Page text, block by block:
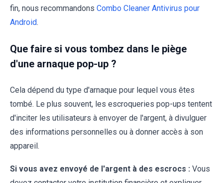
fin, nous recommandons Combo Cleaner Antivirus pour
Android.
Que faire si vous tombez dans le piège
d'une arnaque pop-up ?
Cela dépend du type d'arnaque pour lequel vous êtes
tombé. Le plus souvent, les escroqueries pop-ups tentent
d'inciter les utilisateurs à envoyer de l'argent, à divulguer
des informations personnelles ou à donner accès à son
appareil.
Si vous avez envoyé de l'argent à des escrocs : Vous